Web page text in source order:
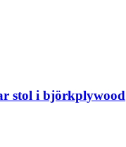
stol i björkplywood